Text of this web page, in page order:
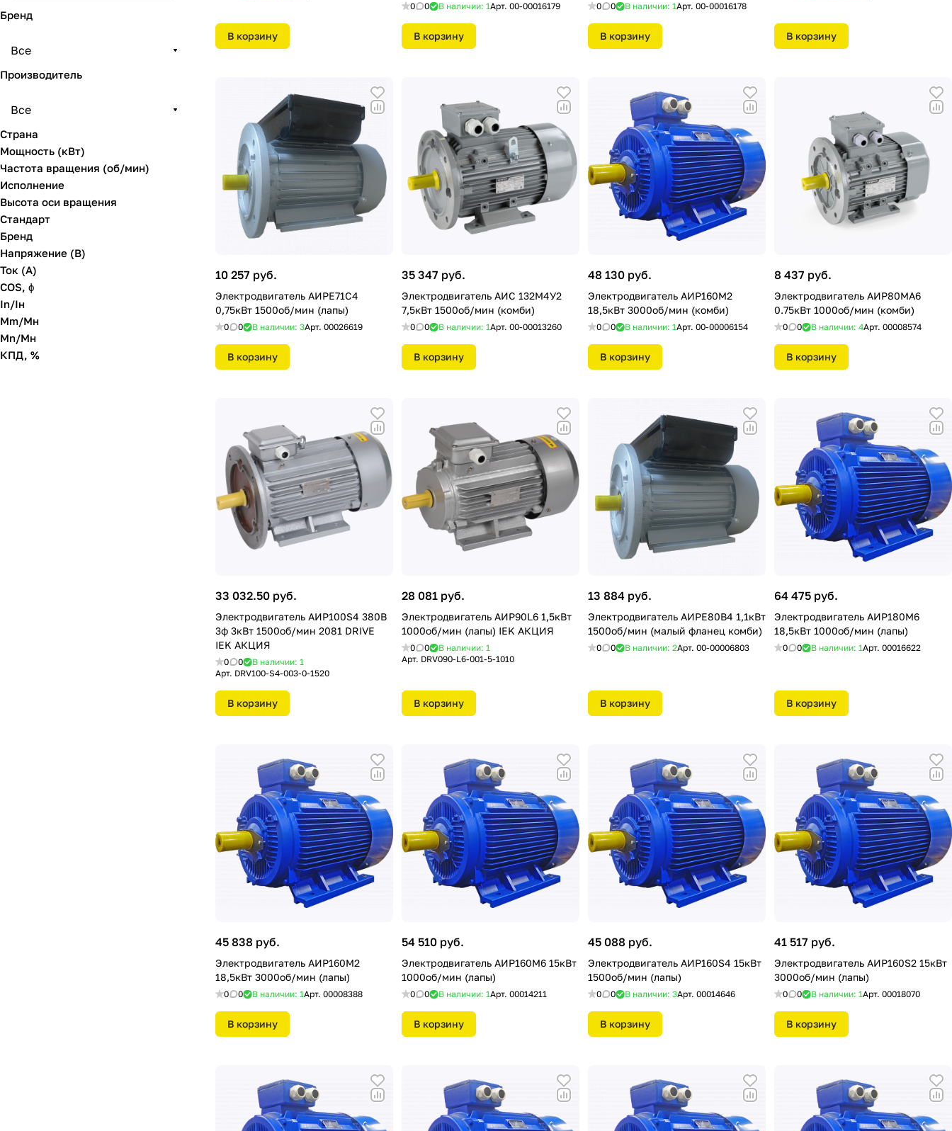
В корзину
0 0 В наличии: 1Арт. 00-00016179
В корзину
0 0 В наличии: 1Арт. 00-00016178
В корзину В корзину
10 257 руб.
Электродвигатель АИРЕ71С4
0,75кВт 1500об/мин (лапы)
0 0 В наличии: 3Арт. 00026619
В корзину
35 347 руб.
Электродвигатель АИС 132М4У2
7,5кВт 1500об/мин (комби)
0 0 В наличии: 1Арт. 00-00013260
В корзину
48 130 руб.
Электродвигатель АИР160М2
18,5кВт 3000об/мин (комби)
0 0 В наличии: 1Арт. 00-00006154
В корзину
8 437 руб.
Электродвигатель АИР80МА6
0.75кВт 1000об/мин (комби)
0 0 В наличии: 4Арт. 00008574
В корзину
33 032.50 руб.
Электродвигатель АИР100S4 380В
3ф 3кВт 1500об/мин 2081 DRIVE
IEK АКЦИЯ
0 0
В наличии: 1
Арт. DRV100-S4-003-0-1520
В корзину
28 081 руб.
Электродвигатель АИР90L6 1,5кВт
1000об/мин (лапы) IEK АКЦИЯ
0 0
В наличии: 1
Арт. DRV090-L6-001-5-1010
В корзину
13 884 руб.
Электродвигатель АИРЕ80В4 1,1кВт
1500об/мин (малый фланец комби)
0 0 В наличии: 2Арт. 00-00006803
В корзину
64 475 руб.
Электродвигатель АИР180М6
18,5кВт 1000об/мин (лапы)
0 0 В наличии: 1Арт. 00016622
В корзину
45 838 руб.
Электродвигатель АИР160М2
18,5кВт 3000об/мин (лапы)
0 0 В наличии: 1Арт. 00008388
В корзину
54 510 руб.
Электродвигатель АИР160М6 15кВт
1000об/мин (лапы)
0 0 В наличии: 1Арт. 00014211
В корзину
45 088 руб.
Электродвигатель АИР160S4 15кВт
1500об/мин (лапы)
0 0 В наличии: 3Арт. 00014646
В корзину
41 517 руб.
Электродвигатель АИР160S2 15кВт
3000об/мин (лапы)
0 0 В наличии: 1Арт. 00018070
В корзину
Бренд
Все
Производитель
Все
Страна
Мощность (кВт)
Частота вращения (об/мин)
Исполнение
Высота оси вращения
Стандарт
Бренд
Напряжение (В)
Ток (А)
COS, ϕ
In/Iн
Mm/Mн
Mn/Mн
КПД, %